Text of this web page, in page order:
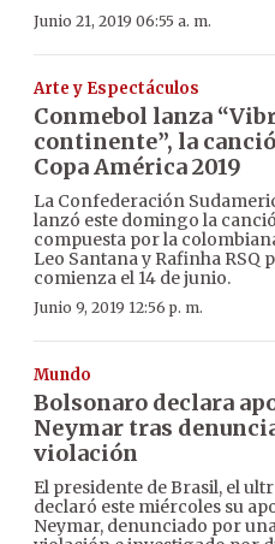
Junio 21, 2019 06:55 a. m.
Arte y Espectáculos
Conmebol lanza
continente”, la
Copa América 2019
La Confederación
lanzó este domingo la
compuesta por la
Leo Santana y Rafinha RSQ
comienza el 14 de junio.
Junio 9, 2019 12:56 p. m.
Mundo
Bolsonaro declara
Neymar tras
violación
El presidente de Brasil, el
declaró este miércoles su
Neymar, denunciado por